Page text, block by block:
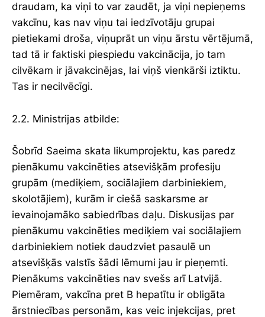
draudam, ka viņi to var zaudēt, ja viņi nepieņems
vakcīnu, kas nav viņu tai iedzīvotāju grupai
pietiekami droša, viņuprāt un viņu ārstu vērtējumā,
tad tā ir faktiski piespiedu vakcinācija, jo tam
cilvēkam ir jāvakcinējas, lai viņš vienkārši iztiktu.
Tas ir necilvēcīgi.
2.2. Ministrijas atbilde:
Šobrīd Saeima skata likumprojektu, kas paredz
pienākumu vakcinēties atsevišķām profesiju
grupām (mediķiem, sociālajiem darbiniekiem,
skolotājiem), kurām ir ciešā saskarsme ar
ievainojamāko sabiedrības daļu. Diskusijas par
pienākumu vakcinēties mediķiem vai sociālajiem
darbiniekiem notiek daudzviet pasaulē un
atsevišķās valstīs šādi lēmumi jau ir pieņemti.
Pienākums vakcinēties nav svešs arī Latvijā.
Piemēram, vakcīna pret B hepatītu ir obligāta
ārstniecības personām, kas veic injekcijas, pret